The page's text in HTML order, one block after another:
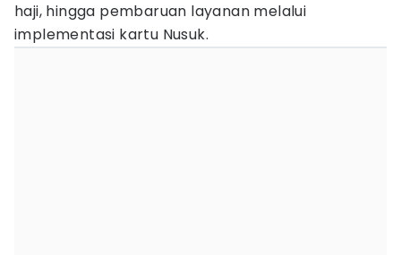
haji, hingga pembaruan layanan melalui
implementasi kartu Nusuk.